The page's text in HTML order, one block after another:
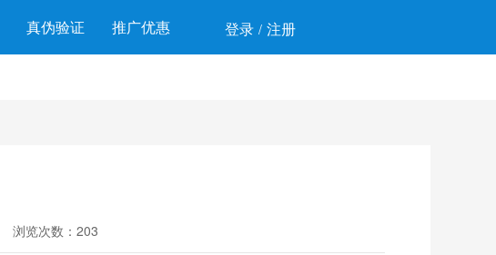
真伪验证 推广优惠 登录 / 注册
浏览次数：203